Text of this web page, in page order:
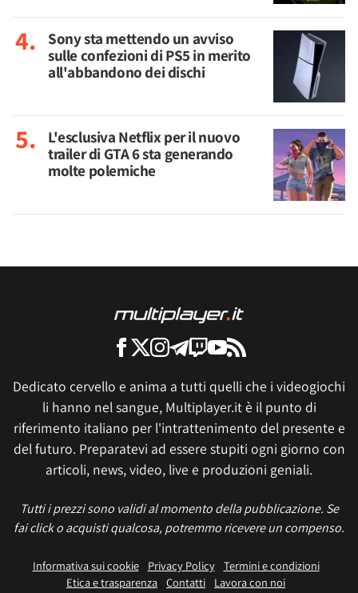
Sony sta mettendo un avviso
sulle confezioni di PS5 in merito
all'abbandono dei dischi
L'esclusiva Netflix per il nuovo
trailer di GTA 6 sta generando
molte polemiche
Dedicato cervello e anima a tutti quelli che i videogiochi
li hanno nel sangue, Multiplayer.it è il punto di
riferimento italiano per l'intrattenimento del presente e
del futuro. Preparatevi ad essere stupiti ogni giorno con
articoli, news, video, live e produzioni geniali.
Tutti i prezzi sono validi al momento della pubblicazione. Se
fai click o acquisti qualcosa, potremmo ricevere un compenso.
Informativa sui cookie Privacy Policy
Termini e condizioni
Etica e trasparenza Contatti Lavora con noi